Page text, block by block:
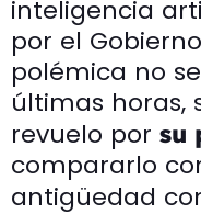
inteligencia
por el
polémica no
últimas horas,
revuelo por su
compararlo
antigüedad